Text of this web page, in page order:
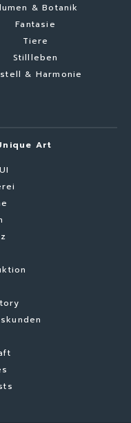
& Botanik
Fantasie
Tiere
Stillleben
& Harmonie
Art